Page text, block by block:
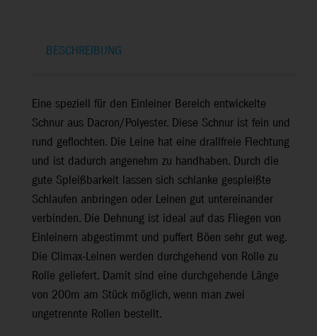
BESCHREIBUNG
Eine speziell für den Einleiner Bereich entwickelte
Schnur aus Dacron/Polyester. Diese Schnur ist fein und
rund geflochten. Die Leine hat eine drallfreie Flechtung
und ist dadurch angenehm zu handhaben. Durch die
gute Spleißbarkeit lassen sich schlanke gespleißte
Schlaufen anbringen oder Leinen gut untereinander
verbinden. Die Dehnung ist ideal auf das Fliegen von
Einleinern abgestimmt und puffert Böen sehr gut weg.
Die Climax-Leinen werden durchgehend von Rolle zu
Rolle geliefert. Damit sind eine durchgehende Länge
von 200m am Stück möglich, wenn man zwei
ungetrennte Rollen bestellt.